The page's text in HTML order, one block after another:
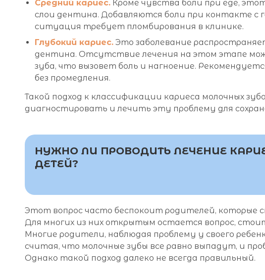
Средний кариес. Кроме чувства боли при еде,
слои дентина. Добавляются боли при контакте с
ситуация требует пломбирования в клинике.
Глубокий кариес. Это заболевание
дентина. Отсутствие лечения на этом этапе
зуба, что вызовет боль и нагноение.
без промедления.
Такой подход к классификации кариеса молочных
диагностировать и лечить эту проблему для
НУЖНО ЛИ ПРОВОДИТЬ ЛЕЧЕНИЕ
ДЕТЕЙ?
Этот вопрос часто беспокоит родителей, которые
Для многих из них открытым остается вопрос,
Многие родители, наблюдая проблему у своего
считая, что молочные зубы все равно выпадут, и
Однако такой подход далеко не всегда правильный.